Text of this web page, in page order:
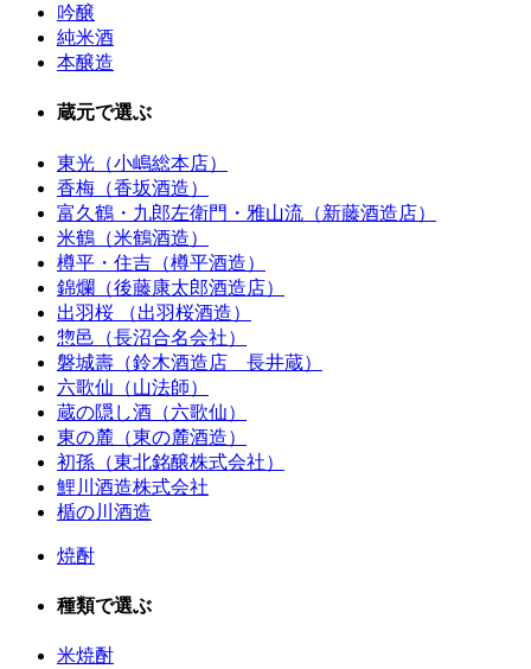
吟醸
純米酒
本醸造
蔵元で選ぶ
東光（小嶋総本店）
香梅（香坂酒造）
富久鶴・九郎左衛門・雅山流（新藤酒造店）
米鶴（米鶴酒造）
樽平・住吉（樽平酒造）
錦爛（後藤康太郎酒造店）
出羽桜 （出羽桜酒造）
惣邑（長沼合名会社）
磐城壽（鈴木酒造店 長井蔵）
六歌仙（山法師）
蔵の隠し酒（六歌仙）
東の麓（東の麓酒造）
初孫（東北銘醸株式会社）
鯉川酒造株式会社
楯の川酒造
焼酎
種類で選ぶ
米焼酎